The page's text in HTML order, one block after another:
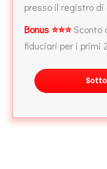
presso il registro di
Bonus ⭐⭐⭐Sconto
fiduciari per i primi